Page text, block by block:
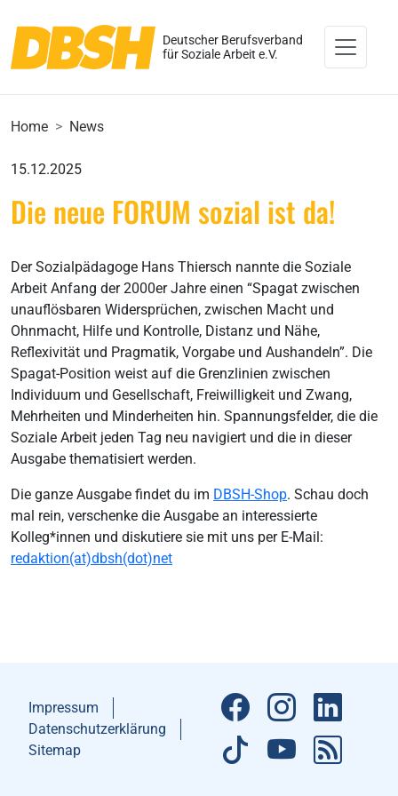
Deutscher Berufsverband
für Soziale Arbeit e.V.
Home News
15.12.2025
Die neue FORUM sozial ist da!
Der Sozialpädagoge Hans Thiersch nannte die Soziale
Arbeit Anfang der 2000er Jahre einen “Spagat zwischen
unauflösbaren Widersprüchen, zwischen Macht und
Ohnmacht, Hilfe und Kontrolle, Distanz und Nähe,
Reflexivität und Pragmatik, Vorgabe und Aushandeln”. Die
Spagat-Position weist auf die Grenzlinien zwischen
Individuum und Gesellschaft, Freiwilligkeit und Zwang,
Mehrheiten und Minderheiten hin. Spannungsfelder, die die
Soziale Arbeit jeden Tag neu navigiert und die in dieser
Ausgabe thematisiert werden.
Die ganze Ausgabe findet du im DBSH-Shop. Schau doch
mal rein, verschenke die Ausgabe an interessierte
Kolleg*innen und diskutiere sie mit uns per E-Mail:
redaktion(at)dbsh(dot)net
Impressum
Datenschutzerklärung
Sitemap